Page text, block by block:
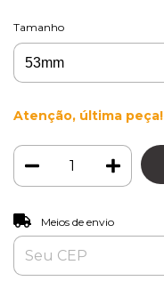
Tamanho
Atenção, última peça!
Entregas para o CEP:
Meios de envio